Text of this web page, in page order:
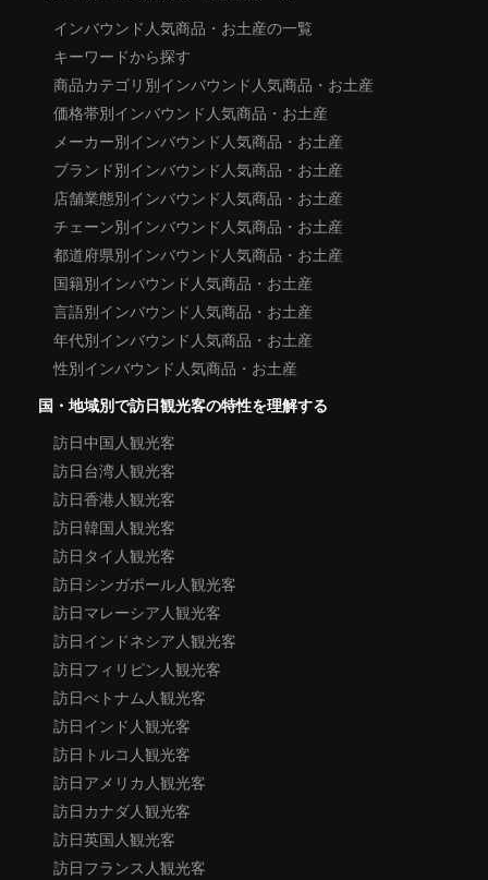
インバウンド人気商品・お土産の一覧
キーワードから探す
商品カテゴリ別インバウンド人気商品・お土産
価格帯別インバウンド人気商品・お土産
メーカー別インバウンド人気商品・お土産
ブランド別インバウンド人気商品・お土産
店舗業態別インバウンド人気商品・お土産
チェーン別インバウンド人気商品・お土産
都道府県別インバウンド人気商品・お土産
国籍別インバウンド人気商品・お土産
言語別インバウンド人気商品・お土産
年代別インバウンド人気商品・お土産
性別インバウンド人気商品・お土産
国・地域別で訪日観光客の特性を理解する
訪日中国人観光客
訪日台湾人観光客
訪日香港人観光客
訪日韓国人観光客
訪日タイ人観光客
訪日シンガポール人観光客
訪日マレーシア人観光客
訪日インドネシア人観光客
訪日フィリピン人観光客
訪日べトナム人観光客
訪日インド人観光客
訪日トルコ人観光客
訪日アメリカ人観光客
訪日カナダ人観光客
訪日英国人観光客
訪日フランス人観光客